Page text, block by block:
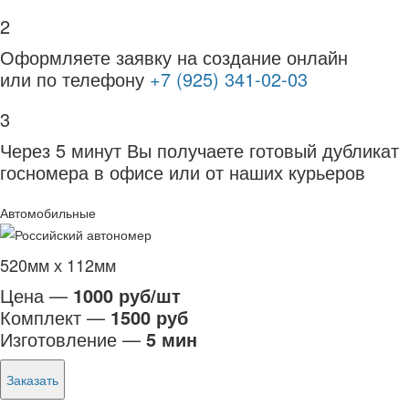
2
Оформляете заявку на создание онлайн
или по телефону +7 (925) 341-02-03
3
Через 5 минут Вы получаете готовый дубликат
госномера в офисе или от наших курьеров
Автомобильные
520мм х 112мм
Цена — 1000 руб/шт
Комплект — 1500 руб
Изготовление — 5 мин
Заказать